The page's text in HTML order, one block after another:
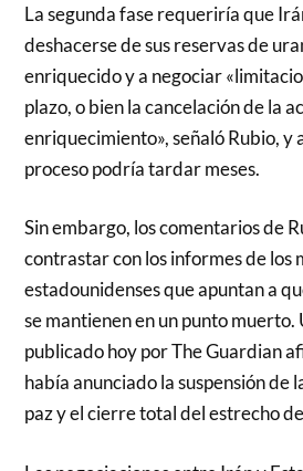
La segunda fase requeriría que
deshacerse de sus reservas de
enriquecido y a negociar
plazo, o bien la cancelación de la
enriquecimiento», señaló Rubio, y
proceso podría tardar meses.
Sin embargo, los comentarios de
contrastar con los informes de los
estadounidenses que apuntan a
se mantienen en un punto
publicado hoy por The Guardian
había anunciado la suspensión de
paz y el cierre total del estrecho